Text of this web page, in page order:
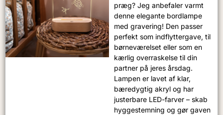
præg? Jeg anbefaler varmt
denne elegante bordlampe
med gravering! Den passer
perfekt som indflyttergave, til
børneværelset eller som en
kærlig overraskelse til din
partner på jeres årsdag.
Lampen er lavet af klar,
bæredygtig akryl og har
justerbare LED-farver – skab
hyggestemning og gør gaven